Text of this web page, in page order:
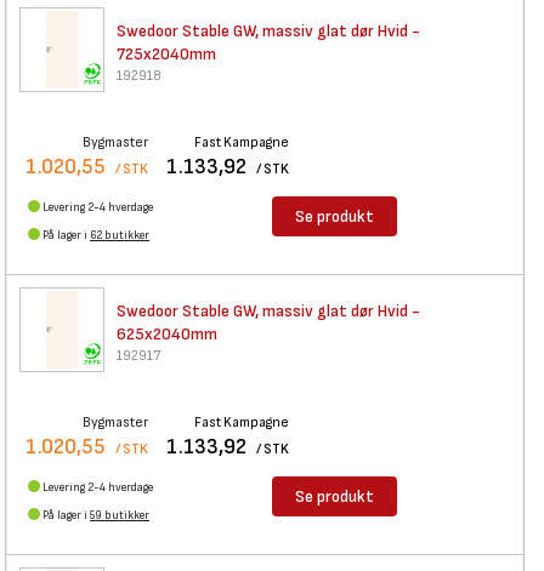
Swedoor Stable GW, massiv glat dør Hvid -
725x2040mm
192918
Bygmaster
1.020,55 / STK
Fast Kampagne
1.133,92 / STK
Levering 2-4 hverdage
På lager i 62 butikker
Se produkt
Swedoor Stable GW, massiv glat dør Hvid -
625x2040mm
192917
Bygmaster
1.020,55 / STK
Fast Kampagne
1.133,92 / STK
Levering 2-4 hverdage
På lager i 59 butikker
Se produkt